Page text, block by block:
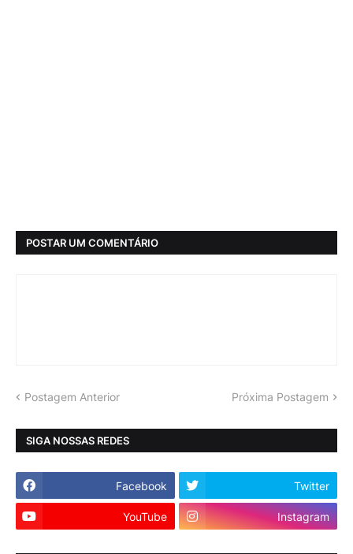
POSTAR UM COMENTÁRIO
Postagem Anterior Próxima Postagem
SIGA NOSSAS REDES
Facebook Twitter
YouTube Instagram